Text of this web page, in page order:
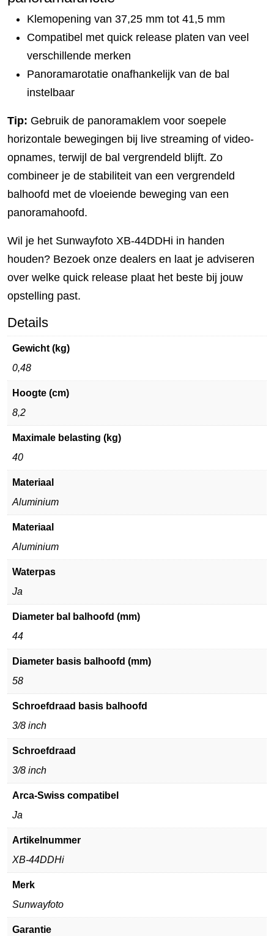
Klemopening van 37,25 mm tot 41,5 mm
Compatibel met quick release platen van veel
verschillende merken
Panoramarotatie onafhankelijk van de bal
instelbaar
Tip: Gebruik de panoramaklem voor soepele
horizontale bewegingen bij live streaming of video-
opnames, terwijl de bal vergrendeld blijft. Zo
combineer je de stabiliteit van een vergrendeld
balhoofd met de vloeiende beweging van een
panoramahoofd.
Wil je het Sunwayfoto XB-44DDHi in handen
houden? Bezoek onze dealers en laat je adviseren
over welke quick release plaat het beste bij jouw
opstelling past.
Details
Gewicht (kg)
0,48
Hoogte (cm)
8,2
Maximale belasting (kg)
40
Materiaal
Aluminium
Materiaal
Aluminium
Waterpas
Ja
Diameter bal balhoofd (mm)
44
Diameter basis balhoofd (mm)
58
Schroefdraad basis balhoofd
3/8 inch
Schroefdraad
3/8 inch
Arca-Swiss compatibel
Ja
Artikelnummer
XB-44DDHi
Merk
Sunwayfoto
Garantie